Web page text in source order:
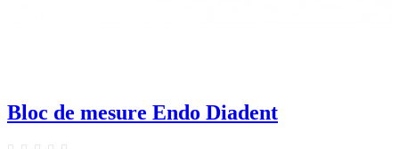
Bloc de mesure Endo Diadent